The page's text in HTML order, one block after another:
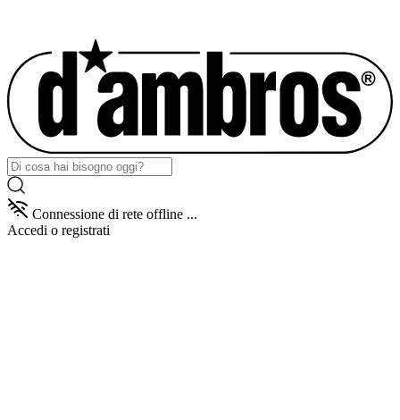
Connessione di rete offline ...
Accedi o registrati